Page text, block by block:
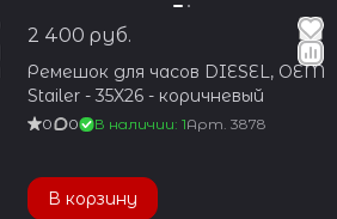
2 400 руб.
Ремешок для часов DIESEL, OEM
Stailer - 35X26 - коричневый
0 0 В наличии: 1Арт. 3878
В корзину